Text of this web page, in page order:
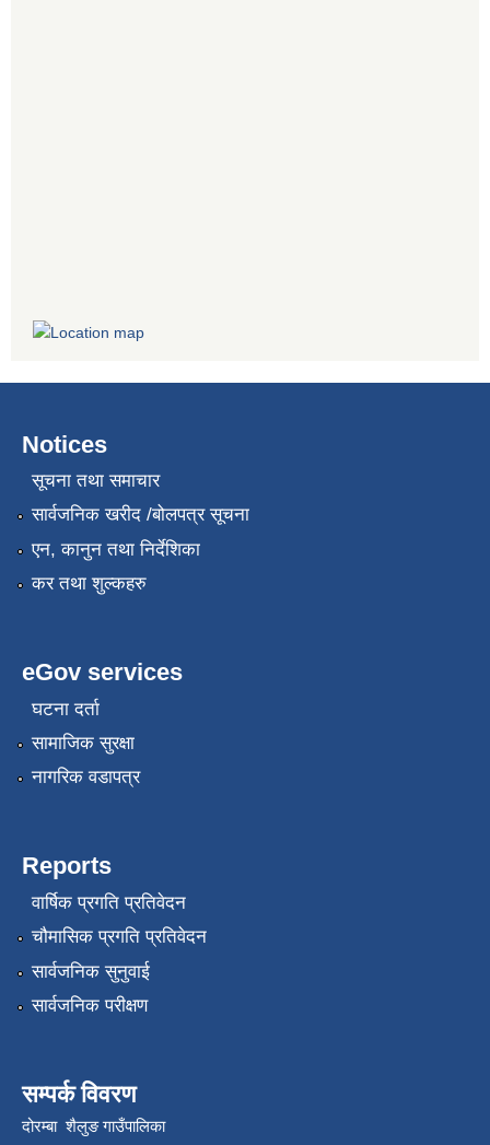
Notices
सूचना तथा समाचार
सार्वजनिक खरीद /बोलपत्र सूचना
एन, कानुन तथा निर्देशिका
कर तथा शुल्कहरु
eGov services
घटना दर्ता
सामाजिक सुरक्षा
नागरिक वडापत्र
Reports
वार्षिक प्रगति प्रतिवेदन
चौमासिक प्रगति प्रतिवेदन
सार्वजनिक सुनुवाई
सार्वजनिक परीक्षण
सम्पर्क विवरण
दोरम्बा शैलुङ गाउँपालिका